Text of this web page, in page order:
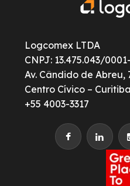
Logcomex LTDA
CNPJ: 13.475.043/
Av. Cândido de Abreu,
Centro Cívico –
+55 4003-3317